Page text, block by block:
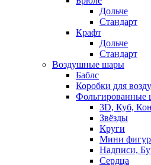
Дольче
Стандарт
Крафт
Дольче
Стандарт
Воздушные шары
Баблс
Коробки для
Фольгированные
3D, Куб,
Звёзды
Круги
Мини
Надписи,
Сердца